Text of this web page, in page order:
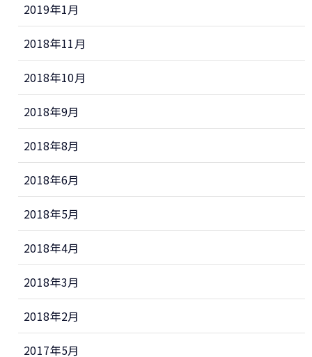
2019年1月
2018年11月
2018年10月
2018年9月
2018年8月
2018年6月
2018年5月
2018年4月
2018年3月
2018年2月
2017年5月